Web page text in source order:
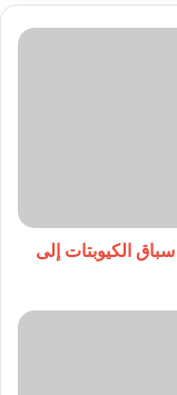
الكيوبتات إلى